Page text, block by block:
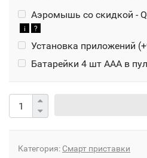
Аэромышь со скидкой -
i ?
Установка приложений (+
Батарейки 4 шт ААА в
Категория: Смарт приставки